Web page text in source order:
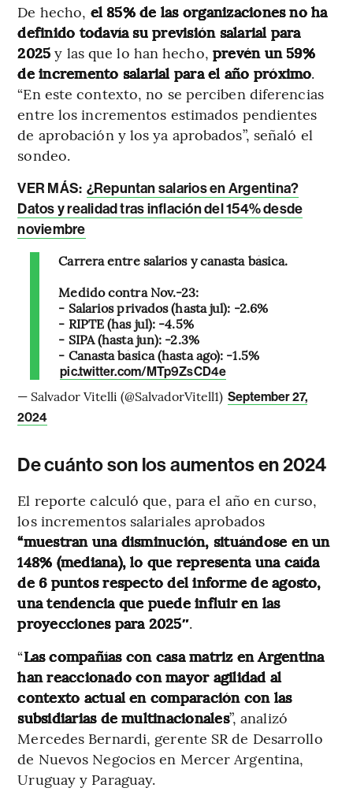
De hecho, el 85% de las organizaciones no ha
definido todavía su previsión salarial para
2025 y las que lo han hecho, prevén un 59%
de incremento salarial para el año próximo.
“En este contexto, no se perciben diferencias
entre los incrementos estimados pendientes
de aprobación y los ya aprobados”, señaló el
sondeo.
VER MÁS: ¿Repuntan salarios en Argentina?
Datos y realidad tras inflación del 154% desde
noviembre
Carrera entre salarios y canasta básica.
Medido contra Nov.-23:
- Salarios privados (hasta jul): -2.6%
- RIPTE (has jul): -4.5%
- SIPA (hasta jun): -2.3%
- Canasta básica (hasta ago): -1.5%
pic.twitter.com/MTp9ZsCD4e
— Salvador Vitelli (@SalvadorVitell1) September 27,
2024
De cuánto son los aumentos en 2024
El reporte calculó que, para el año en curso,
los incrementos salariales aprobados
“muestran una disminución, situándose en un
148% (mediana), lo que representa una caída
de 6 puntos respecto del informe de agosto,
una tendencia que puede influir en las
proyecciones para 2025″.
“Las compañías con casa matriz en Argentina
han reaccionado con mayor agilidad al
contexto actual en comparación con las
subsidiarias de multinacionales”, analizó
Mercedes Bernardi, gerente SR de Desarrollo
de Nuevos Negocios en Mercer Argentina,
Uruguay y Paraguay.